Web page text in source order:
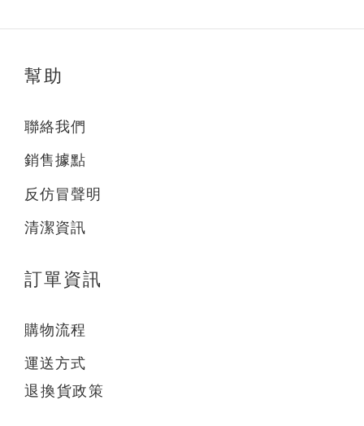
幫助
聯絡我們
銷售據點
反仿冒聲明
清潔資訊
訂單資訊
購物流程
運送方式
退換貨政策